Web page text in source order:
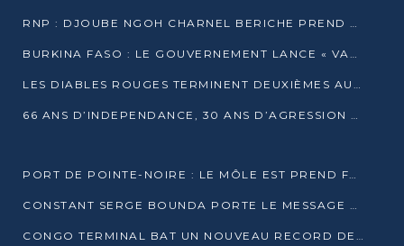
RNP : DJOUBE NGOH CHARNEL BERICHE PREND LES RÊNES DU PARTI
BURKINA FASO : LE GOUVERNEMENT LANCE « VACANCES UTILES 2026 » POUR FORMER LES ÉLÈVES À 15 MÉTIERS
LES DIABLES ROUGES TERMINENT DEUXIÈMES AU CHAMPIONNAT D’AFRIQUE ZONE 3
66 ANS D’INDEPENDANCE, 30 ANS D’AGRESSION RWAN DAISE : 4 PRESIDENCES, UN ECHEC COLLECTIF
PORT DE POINTE-NOIRE : LE MÔLE EST PREND FORME ET VISE LES GÉANTS DES MERS
CONSTANT SERGE BOUNDA PORTE LE MESSAGE DE COMPASSION DE DENIS SASSOU NGUESSO EN IRAN
CONGO TERMINAL BAT UN NOUVEAU RECORD DE PRODUCTIVITÉ AU PORT DE POINTE-NOIRE